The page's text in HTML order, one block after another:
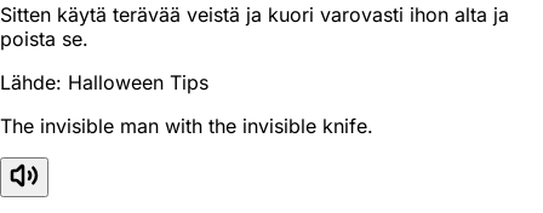
Sitten käytä terävää veistä ja kuori varovasti ihon alta ja
poista se.
Lähde: Halloween Tips
The invisible man with the invisible knife.